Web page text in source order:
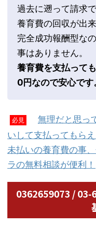
過去に遡って請求
養育費の回収が出
完全成功報酬型な
事はありません。
養育費を支払って
0円なので安心です
必見
無理だと思っ
いして支払ってもら
未払いの養育費の事
ラの無料相談が便利！
0362659073 / 03-